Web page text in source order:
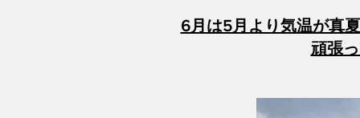
6月は5月より気温が真
頑張